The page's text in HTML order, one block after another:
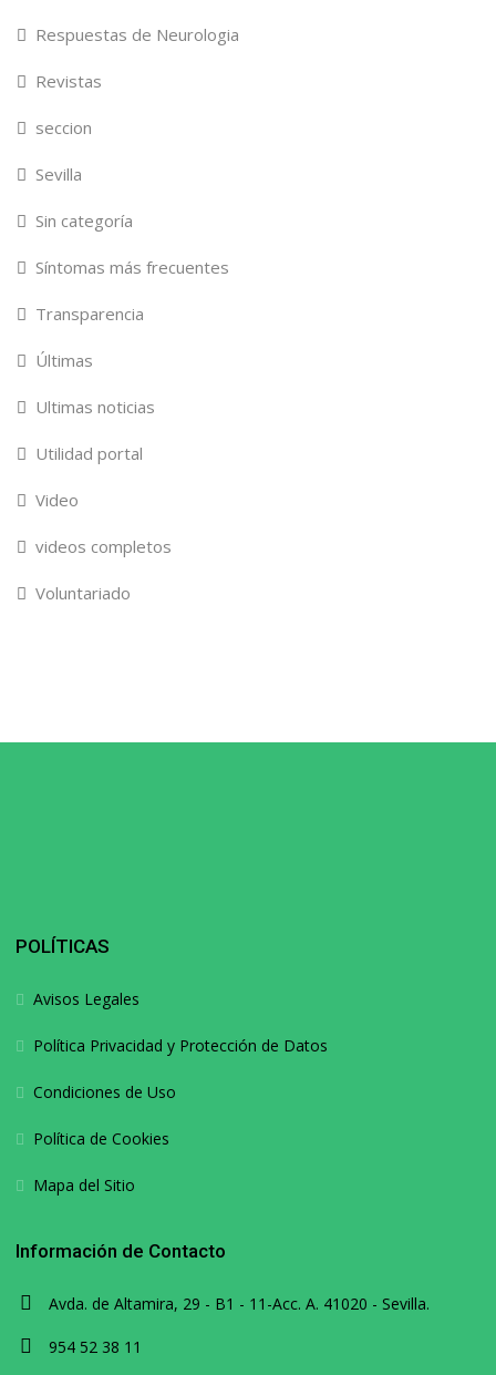
Respuestas de Neurologia
Revistas
seccion
Sevilla
Sin categoría
Síntomas más frecuentes
Transparencia
Últimas
Ultimas noticias
Utilidad portal
Video
videos completos
Voluntariado
POLÍTICAS
Avisos Legales
Política Privacidad y Protección de Datos
Condiciones de Uso
Política de Cookies
Mapa del Sitio
Información de Contacto
Avda. de Altamira, 29 - B1 - 11-Acc. A. 41020 - Sevilla.
954 52 38 11